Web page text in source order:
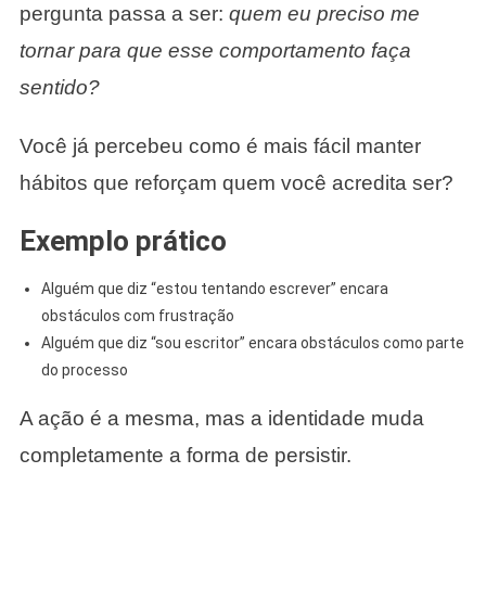
pergunta passa a ser: quem eu preciso me
tornar para que esse comportamento faça
sentido?
Você já percebeu como é mais fácil manter
hábitos que reforçam quem você acredita ser?
Exemplo prático
Alguém que diz “estou tentando escrever” encara
obstáculos com frustração
Alguém que diz “sou escritor” encara obstáculos como parte
do processo
A ação é a mesma, mas a identidade muda
completamente a forma de persistir.